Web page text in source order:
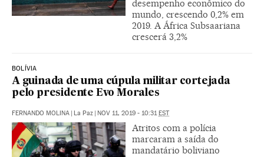
desempenho econômico do
mundo, crescendo 0,2% em
2019. A África Subsaariana
crescerá 3,2%
BOLÍVIA
A guinada de uma cúpula militar cortejada
pelo presidente Evo Morales
FERNANDO MOLINA | La Paz | NOV 11, 2019 - 10:31EST
Atritos com a polícia
marcaram a saída do
mandatário boliviano